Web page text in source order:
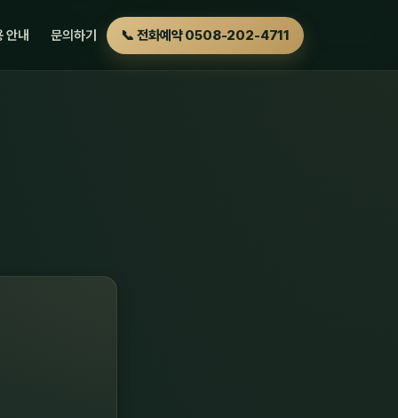
안내 문의하기 📞 전화예약 0508-202-4711